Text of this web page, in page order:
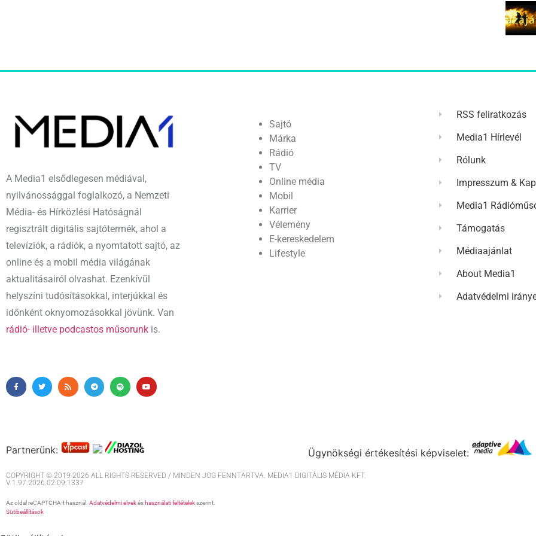
A Media1 elsődlegesen médiával,
nyilvánossággal foglalkozó, a Nemzeti
Média- és Hírközlési Hatóságnál
regisztrált digitális sajtótermék, ahol a
televíziók, a rádiók, a nyomtatott sajtó, az
online és a mobil média világának
aktualitásairól olvashat. Ezenkívül
helyszíni tudósításokkal, interjúkkal és
időnként oknyomozásokkal jövünk. Van
rádió- illetve podcastos műsorunk is.
Sajtó
Márka
Rádió
TV
Online média
Mobil
Karrier
Vélemény
E-kereskedelem
Lifestyle
RSS feliratkozás
Media1 Hírlevél
Rólunk
Impresszum &
Media1
Támogatás
Médiaajánlat
About Media1
Adatvédelmi
Partnerünk: Ügynökségi értékesítési képviselet:
COPYRIGHT © 2019-2026 ALL RIGHTS RESERVED / MINDEN JOG FENNTARTVA. MEDIA1 DIGITÁLIS MÉDIA KFT.
V 1.97.2026.02.09.1337
Az oldal reCAPTCHA-t használ. Adatvédelmi elvekés használati feltételekszerint.
Sütibeállítások